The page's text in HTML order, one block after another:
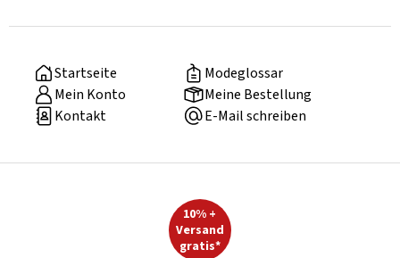
Startseite
Modeglossar
Mein Konto
Meine Bestellung
Kontakt
E-Mail schreiben
10% +
Versand
gratis*